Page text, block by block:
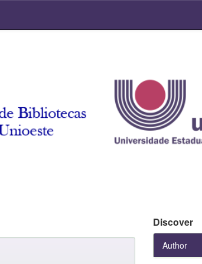
Discover
Author